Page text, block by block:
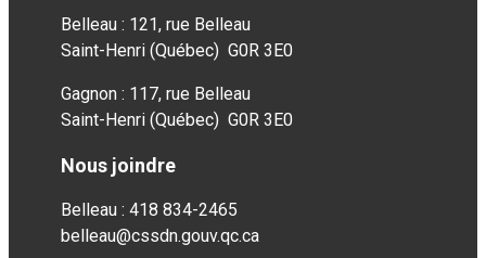
Belleau : 121, rue Belleau
Saint-Henri (Québec) G0R 3E0
Gagnon : 117, rue Belleau
Saint-Henri (Québec) G0R 3E0
Nous joindre
Belleau : 418 834-2465
belleau@cssdn.gouv.qc.ca